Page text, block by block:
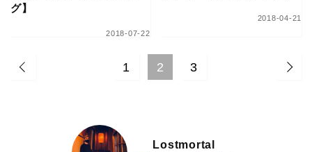
グ】
2018-07-22
2018-04-21
1 2 3
Lostmortal